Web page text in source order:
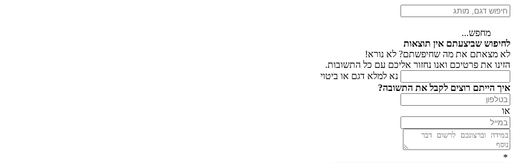
מחפש...
לחיפוש שביצעתם אין תוצאות
לא מצאתם את מה שחיפשתם? לא נורא!
הזינו את פרטיכם ואנו נחזור אליכם עם כל התשובות.
נא למלא דגם או ביטוי
איך הייתם רוצים לקבל את התשובה?
או
*